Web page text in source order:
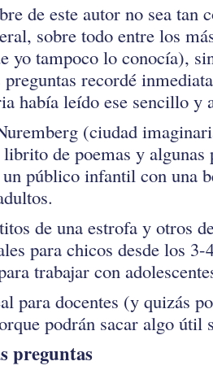
de este autor no sea tan
sobre todo entre los
yo tampoco lo conocía),
recordé
había leído ese sencillo y
(ciudad
de poemas y algunas
un público infantil con una
de una estrofa y otros
para chicos desde los 3-
trabajar con
para docentes (y quizás
podrán sacar algo útil
preguntas